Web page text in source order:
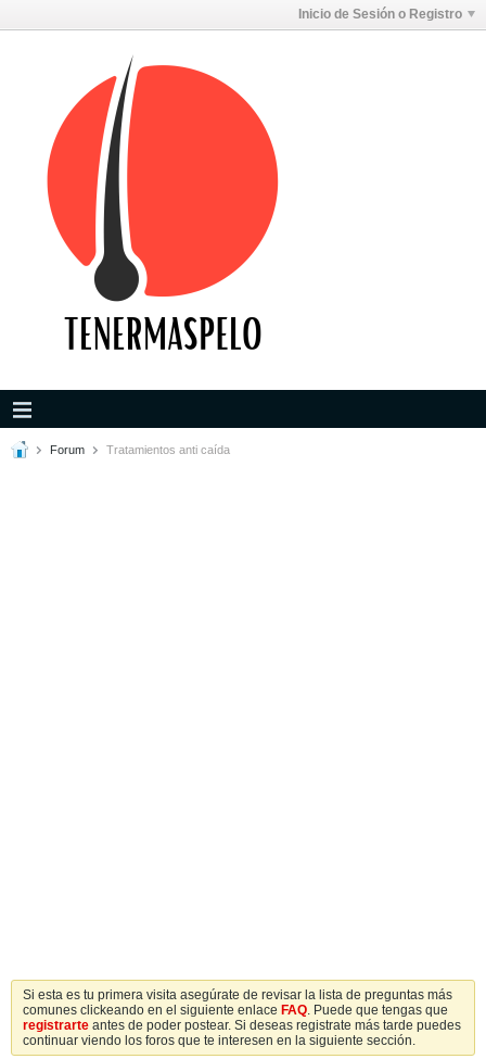
Inicio de Sesión o Registro
Forum Tratamientos anti caída
Si esta es tu primera visita asegúrate de revisar la lista de preguntas más
comunes clickeando en el siguiente enlace FAQ. Puede que tengas que
registrarte antes de poder postear. Si deseas registrate más tarde puedes
continuar viendo los foros que te interesen en la siguiente sección.